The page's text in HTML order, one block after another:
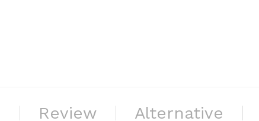
Review Alternative